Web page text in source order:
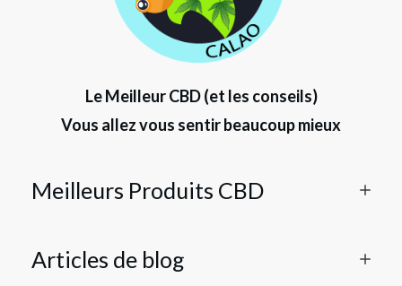
Le Meilleur CBD (et les conseils)
Vous allez vous sentir beaucoup mieux
Meilleurs Produits CBD
Articles de blog